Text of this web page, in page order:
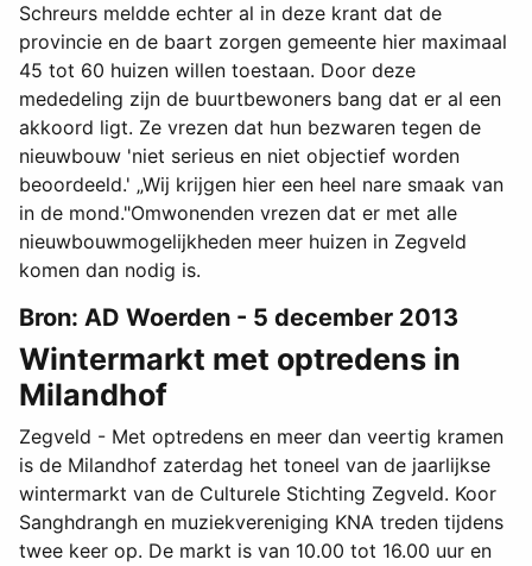
Schreurs meldde echter al in deze krant dat de
provincie en de baart zorgen gemeente hier maximaal
45 tot 60 huizen willen toestaan. Door deze
mededeling zijn de buurtbewoners bang dat er al een
akkoord ligt. Ze vrezen dat hun bezwaren tegen de
nieuwbouw 'niet serieus en niet objectief worden
beoordeeld.' „Wij krijgen hier een heel nare smaak van
in de mond."Omwonenden vrezen dat er met alle
nieuwbouwmogelijkheden meer huizen in Zegveld
komen dan nodig is.
Bron: AD Woerden - 5 december 2013
Wintermarkt met optredens in
Milandhof
Zegveld - Met optredens en meer dan veertig kramen
is de Milandhof zaterdag het toneel van de jaarlijkse
wintermarkt van de Culturele Stichting Zegveld. Koor
Sanghdrangh en muziekvereniging KNA treden tijdens
twee keer op. De markt is van 10.00 tot 16.00 uur en